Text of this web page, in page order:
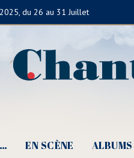
du 26 au 31 Juillet
EN SCÈNE ALBUMS